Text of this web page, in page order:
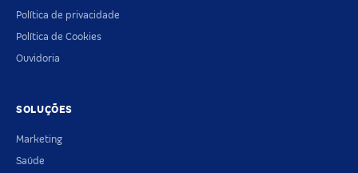
Política de privacidade
Política de Cookies
Ouvidoria
SOLUÇÕES
Marketing
Saúde